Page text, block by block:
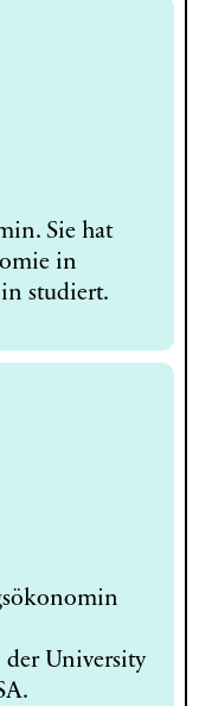
Sie hat
in
studiert.
der University